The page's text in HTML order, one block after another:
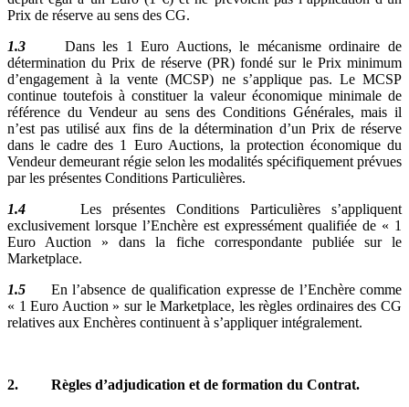
Prix de réserve au sens des CG.
1.3
Dans les 1 Euro Auctions, le mécanisme ordinaire de
détermination du Prix de réserve (PR) fondé sur le Prix minimum
d’engagement à la vente (MCSP) ne s’applique pas. Le MCSP
continue toutefois à constituer la valeur économique minimale de
référence du Vendeur au sens des Conditions Générales, mais il
n’est pas utilisé aux fins de la détermination d’un Prix de réserve
dans le cadre des 1 Euro Auctions, la protection économique du
Vendeur demeurant régie selon les modalités spécifiquement prévues
par les présentes Conditions Particulières.
1.4
Les présentes Conditions Particulières s’appliquent
exclusivement lorsque l’Enchère est expressément qualifiée de « 1
Euro Auction » dans la fiche correspondante publiée sur le
Marketplace.
1.5
En l’absence de qualification expresse de l’Enchère comme
« 1 Euro Auction » sur le Marketplace, les règles ordinaires des CG
relatives aux Enchères continuent à s’appliquer intégralement.
2. Règles d’adjudication et de formation du Contrat.